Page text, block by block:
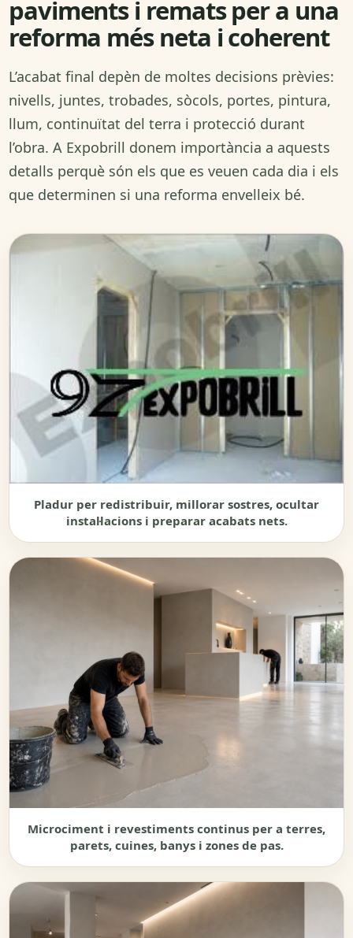
paviments i remats per a una
reforma més neta i coherent
L’acabat final depèn de moltes decisions prèvies:
nivells, juntes, trobades, sòcols, portes, pintura,
llum, continuïtat del terra i protecció durant
l’obra. A Expobrill donem importància a aquests
detalls perquè són els que es veuen cada dia i els
que determinen si una reforma envelleix bé.
Pladur per redistribuir, millorar sostres, ocultar
instal·lacions i preparar acabats nets.
Microciment i revestiments continus per a terres,
parets, cuines, banys i zones de pas.